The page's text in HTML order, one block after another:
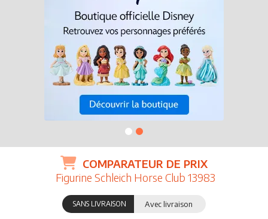
COMPARATEUR DE PRIX
Figurine Schleich Horse Club 13983
SANS LIVRAISON Avec livraison